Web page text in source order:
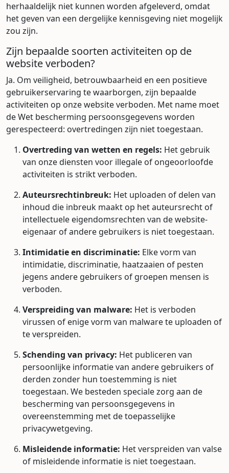
herhaaldelijk niet kunnen worden afgeleverd, omdat
het geven van een dergelijke kennisgeving niet mogelijk
zou zijn.
Zijn bepaalde soorten activiteiten op de
website verboden?
Ja. Om veiligheid, betrouwbaarheid en een positieve
gebruikerservaring te waarborgen, zijn bepaalde
activiteiten op onze website verboden. Met name moet
de Wet bescherming persoonsgegevens worden
gerespecteerd: overtredingen zijn niet toegestaan.
Overtreding van wetten en regels: Het gebruik
van onze diensten voor illegale of ongeoorloofde
activiteiten is strikt verboden.
Auteursrechtinbreuk: Het uploaden of delen van
inhoud die inbreuk maakt op het auteursrecht of
intellectuele eigendomsrechten van de website-
eigenaar of andere gebruikers is niet toegestaan.
Intimidatie en discriminatie: Elke vorm van
intimidatie, discriminatie, haatzaaien of pesten
jegens andere gebruikers of groepen mensen is
verboden.
Verspreiding van malware: Het is verboden
virussen of enige vorm van malware te uploaden of
te verspreiden.
Schending van privacy: Het publiceren van
persoonlijke informatie van andere gebruikers of
derden zonder hun toestemming is niet
toegestaan. We besteden speciale zorg aan de
bescherming van persoonsgegevens in
overeenstemming met de toepasselijke
privacywetgeving.
Misleidende informatie: Het verspreiden van valse
of misleidende informatie is niet toegestaan.